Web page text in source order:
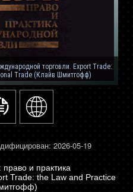
торговли. Export Trade:
Trade (Клайв Шмитгофф)
2026-05-19
и практика
Trade: the Law and Practice